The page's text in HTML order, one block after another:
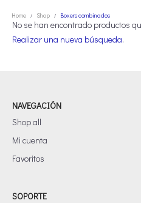
Home / Shop / Boxers combinados
No se han encontrado productos
Realizar una nueva búsqueda.
NAVEGACIÓN
Shop all
Mi cuenta
Favoritos
SOPORTE